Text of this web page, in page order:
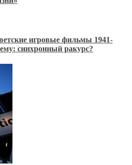
игровые фильмы 1941-
синхронный ракурс?